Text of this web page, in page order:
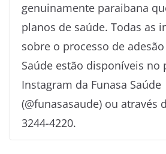
genuinamente paraibana
planos de saúde. Todas as
sobre o processo de adesão
Saúde estão disponíveis no
Instagram da Funasa Saúde
(@funasasaude) ou através
3244-4220.